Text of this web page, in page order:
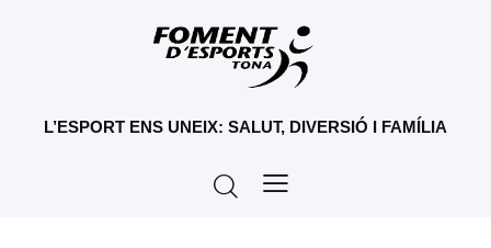
L’ESPORT ENS UNEIX: SALUT, DIVERSIÓ I FAMÍLIA